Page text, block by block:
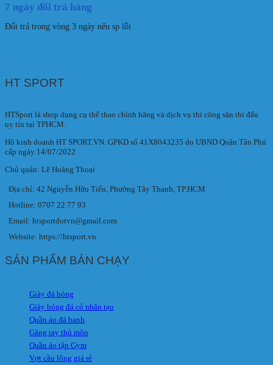
7 ngày đổi trả hàng
Đổi trả trong vòng 3 ngày nếu sp lỗi
HT SPORT
HTSport là shop dụng cụ thể thao chính hãng và dịch vụ thi công sân thi đấu
uy tín tại TPHCM.
Hộ kinh doanh HT SPORT.VN. GPKD số 41X8043235 do UBND Quận Tân Phú
cấp ngày 14/07/2022
Chủ quản: Lê Hoàng Thoại
Địa chỉ: 42 Nguyễn Hữu Tiến, Phường Tây Thạnh, TP.HCM
Hotline: 0707 22 77 93
Email: htsportdotvn@gmail.com
Website: https://htsport.vn
SẢN PHẨM BÁN CHẠY
Giày đá bóng
Giày bóng đá cỏ nhân tạo
Quần áo đá banh
Găng tay thủ môn
Quần áo tập Gym
Vợt cầu lông giá rẻ